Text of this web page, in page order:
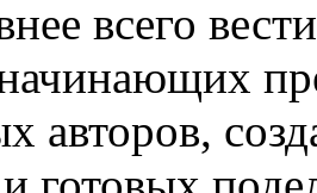
всего
авторов,